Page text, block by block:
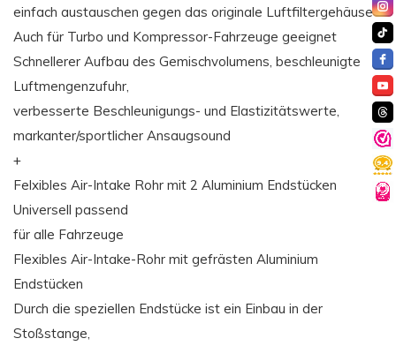
einfach austauschen gegen das originale Luftfiltergehäuse
Auch für Turbo und Kompressor-Fahrzeuge geeignet
Schnellerer Aufbau des Gemischvolumens, beschleunigte
Luftmengenzufuhr,
verbesserte Beschleunigungs- und Elastizitätswerte,
markanter/sportlicher Ansaugsound
+
Felxibles Air-Intake Rohr mit 2 Aluminium Endstücken
Universell passend
für alle Fahrzeuge
Flexibles Air-Intake-Rohr mit gefrästen Aluminium
Endstücken
Durch die speziellen Endstücke ist ein Einbau in der
Stoßstange,